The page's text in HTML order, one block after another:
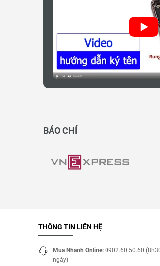
BÁO CHÍ
THÔNG TIN LIÊN HỆ
Mua Nhanh Online: 0902.60.50.60
ngày)